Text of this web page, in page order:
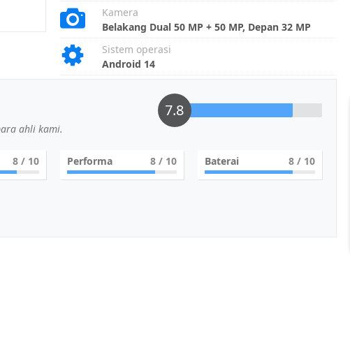
Kamera
Belakang Dual 50 MP + 50 MP, Depan 32 MP
Sistem operasi
Android 14
ahli kami.
7.8
8/ 10 Performa 8 / 10 Baterai 8 / 10